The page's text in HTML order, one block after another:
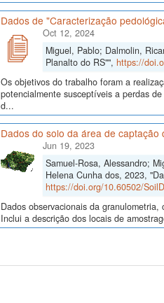
Dados de "Caracterização
Oct 12, 2024
Miguel, Pablo; Dalmolin,
Planalto do RS"", https://
Os objetivos do trabalho foram a
potencialmente susceptíveis a perdas
d...
Dados do solo da área de
Jun 19, 2023
Samuel-Rosa, Alessandro;
Helena Cunha dos, 2023,
https://doi.org/10.60502/
Dados observacionais da
Inclui a descrição dos locais de